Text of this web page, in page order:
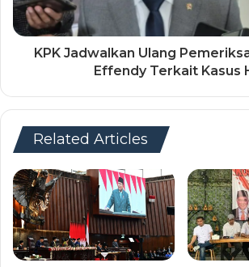
KPK Jadwalkan Ulang
Effendy Terkait Kasus
Related Articles